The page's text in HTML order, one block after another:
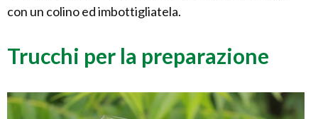
con un colino ed imbottigliatela.
Trucchi per la preparazione